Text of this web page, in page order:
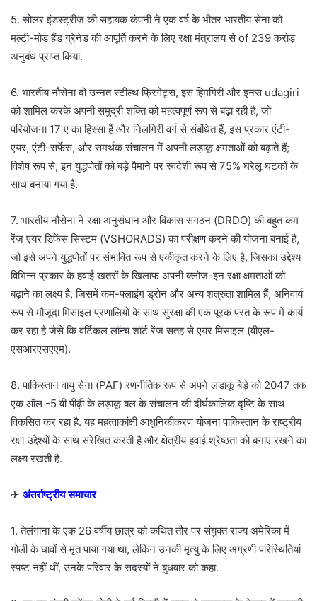
5. सोलर इंडस्ट्रीज की सहायक कंपनी ने एक वर्ष के भीतर भारतीय सेना को
मल्टी-मोड हैंड ग्रेनेड की आपूर्ति करने के लिए रक्षा मंत्रालय से of 239 करोड़
अनुबंध प्राप्त किया.
6. भारतीय नौसेना दो उन्नत स्टील्थ फ्रिगेट्स, इंस हिमगिरी और इनस udagiri
को शामिल करके अपनी समुद्री शक्ति को महत्वपूर्ण रूप से बढ़ा रही है, जो
परियोजना 17 ए का हिस्सा हैं और निलगिरी वर्ग से संबंधित हैं, इस प्रकार एंटी-
एयर, एंटी-सर्फेस, और समर्थक संचालन में अपनी लड़ाकू क्षमताओं को बढ़ाते हैं;
विशेष रूप से, इन युद्धपोतों को बड़े पैमाने पर स्वदेशी रूप से 75% घरेलू घटकों के
साथ बनाया गया है.
7. भारतीय नौसेना ने रक्षा अनुसंधान और विकास संगठन (DRDO) की बहुत कम
रेंज एयर डिफेंस सिस्टम (VSHORADS) का परीक्षण करने की योजना बनाई है,
जो इसे अपने युद्धपोतों पर संभावित रूप से एकीकृत करने के लिए है, जिसका उद्देश्य
विभिन्न प्रकार के हवाई खतरों के खिलाफ अपनी क्लोज-इन रक्षा क्षमताओं को
बढ़ाने का लक्ष्य है, जिसमें कम-फ्लाइंग ड्रोन और अन्य शत्रुता शामिल हैं; अनिवार्य
रूप से मौजूदा मिसाइल प्रणालियों के साथ सुरक्षा की एक पूरक परत के रूप में कार्य
कर रहा है जैसे कि वर्टिकल लॉन्च शॉर्ट रेंज सतह से एयर मिसाइल (वीएल-
एसआरएसएएम).
8. पाकिस्तान वायु सेना (PAF) रणनीतिक रूप से अपने लड़ाकू बेड़े को 2047 तक
एक ऑल -5 वीं पीढ़ी के लड़ाकू बल के संचालन की दीर्घकालिक दृष्टि के साथ
विकसित कर रहा है. यह महत्वाकांक्षी आधुनिकीकरण योजना पाकिस्तान के राष्ट्रीय
रक्षा उद्देश्यों के साथ संरेखित करती है और क्षेत्रीय हवाई श्रेष्ठता को बनाए रखने का
लक्ष्य रखती है.
✈ अंतर्राष्ट्रीय समाचार
1. तेलंगाना के एक 26 वर्षीय छात्र को कथित तौर पर संयुक्त राज्य अमेरिका में
गोली के घावों से मृत पाया गया था, लेकिन उनकी मृत्यु के लिए अग्रणी परिस्थितियां
स्पष्ट नहीं थीं, उनके परिवार के सदस्यों ने बुधवार को कहा.